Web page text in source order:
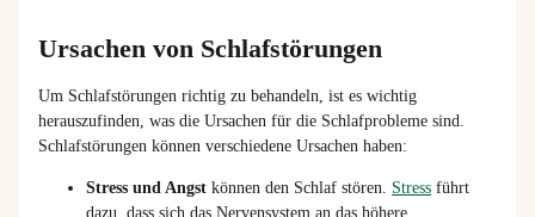
Ursachen von Schlafstörungen
Um Schlafstörungen richtig zu behandeln, ist es wichtig
herauszufinden, was die Ursachen für die Schlafprobleme sind.
Schlafstörungen können verschiedene Ursachen haben:
Stress und Angst können den Schlaf stören. Stress führt
dazu, dass sich das Nervensystem an das höhere